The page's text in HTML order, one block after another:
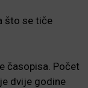
što se tiče
časopisa. Počet
dvije godine